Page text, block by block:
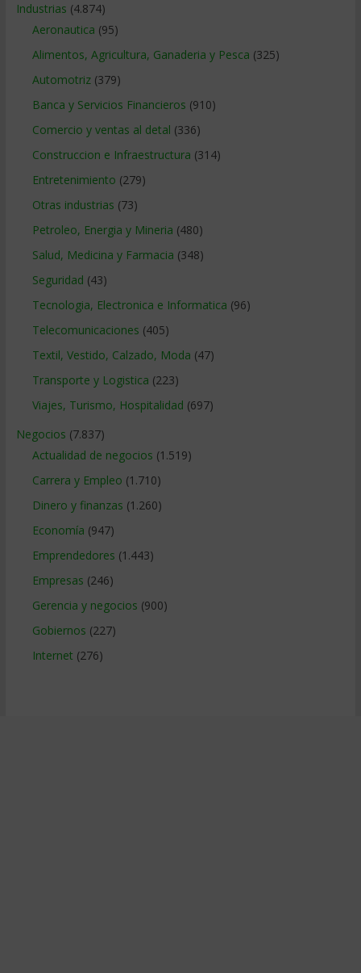
Industrias (4.874)
Aeronautica (95)
Alimentos, Agricultura, Ganaderia y Pesca (325)
Automotriz(379)
Banca y Servicios Financieros (910)
Comercio y ventas al detal (336)
Construccion e Infraestructura (314)
Entretenimiento (279)
Otras industrias (73)
Petroleo, Energia y Mineria (480)
Salud, Medicina y Farmacia (348)
Seguridad (43)
Tecnologia, Electronica e Informatica (96)
Telecomunicaciones (405)
Textil, Vestido, Calzado, Moda (47)
Transporte y Logistica (223)
Viajes, Turismo, Hospitalidad (697)
Negocios (7.837)
Actualidad de negocios (1.519)
Carrera y Empleo (1.710)
Dinero y finanzas (1.260)
Economía (947)
Emprendedores (1.443)
Empresas (246)
Gerencia y negocios (900)
Gobiernos (227)
Internet (276)